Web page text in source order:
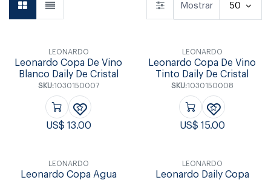
Mostrar 50
LEONARDO
Leonardo Copa De Vino
Blanco Daily De Cristal
SKU:1030150007
US$ 13.00
LEONARDO
Leonardo Copa De Vino
Tinto Daily De Cristal
SKU:1030150008
US$ 15.00
LEONARDO
Leonardo Copa Agua
LEONARDO
Leonardo Daily Copa